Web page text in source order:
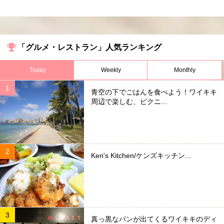
「グルメ・レストラン」人気ランキング
Today Weekly Monthly
青空の下でごはんを食べよう！ワイキキ
周辺で楽しむ、ピクニ...
Ken's Kitchen/ケンズキッチン...
真っ黒なパンが出てくるワイキキのディ